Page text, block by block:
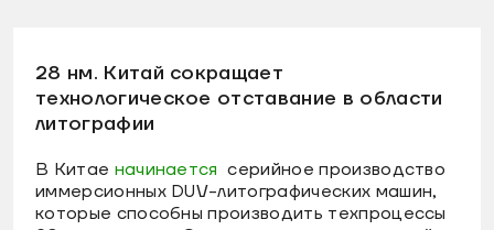
28 нм. Китай сокращает
технологическое отставание в области
литографии
В Китае начинается серийное производство
иммерсионных DUV-литографических машин,
которые способны производить техпроцессы